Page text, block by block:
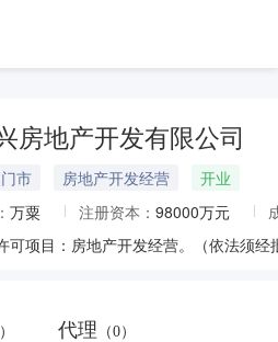
房地产开发有限公司
市 房地产开发经营
开业
万粟 注册资本： 98000万元
代理 （0）